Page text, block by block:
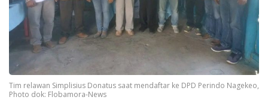
Tim relawan Simplisius Donatus saat mendaftar ke DPD Perindo Nagekeo,
Photo dok: Flobamora-News